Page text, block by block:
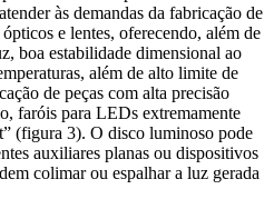
às demandas da fabricação de
e lentes, oferecendo, além de
boa estabilidade dimensional ao
além de alto limite de
de peças com alta precisão
faróis para LEDs extremamente
(figura 3). O disco luminoso pode
auxiliares planas ou dispositivos
colimar ou espalhar a luz gerada